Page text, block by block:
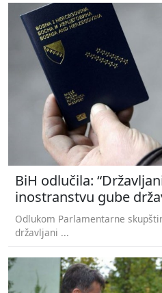
BiH odlučila:
inostranstvu gube
Odlukom Parlamentarne
državljani ...